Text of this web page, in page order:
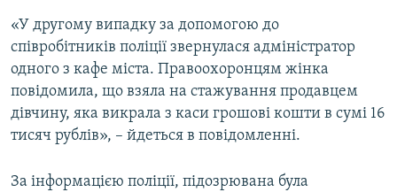
«У другому випадку за допомогою до
співробітників поліції звернулася адміністратор
одного з кафе міста. Правоохоронцям жінка
повідомила, що взяла на стажування продавцем
дівчину, яка викрала з каси грошові кошти в сумі 16
тисяч рублів», – йдеться в повідомленні.
За інформацією поліції, підозрювана була